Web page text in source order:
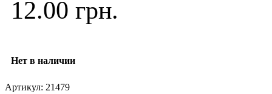
12.00 грн.
Нет в наличии
Артикул: 21479